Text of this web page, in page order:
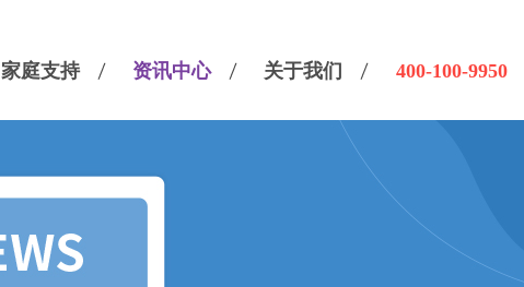
家庭支持 资讯中心 关于我们 400-100-9950